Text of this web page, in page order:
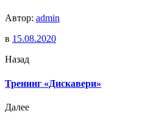
Автор: admin
в 15.08.2020
Назад
Тренинг «Дискавери»
Далее